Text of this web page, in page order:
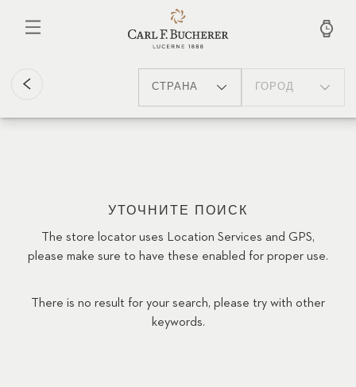
основному
СТРАНА ГОРОД
УТОЧНИТЕ ПОИСК
The store locator uses Location Services and GPS,
please make sure to have these enabled for proper use.
There is no result for your search, please try with other
keywords.